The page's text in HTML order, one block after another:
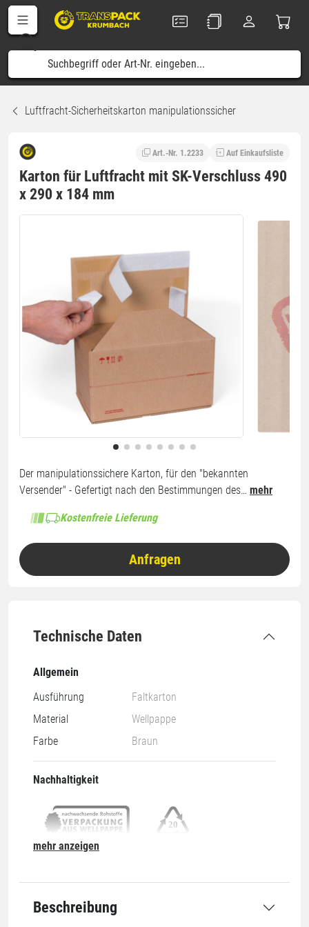
Luftfracht-Sicherheitskarton manipulationssicher
Technische Daten
Allgemein
Ausführung
Faltkarton
Material
Wellpappe
Farbe
Braun
Nachhaltigkeit
Abmessung
mehr anzeigen
Beschreibung
Art.-Nr. 1.2233 Auf Einkaufsliste
Karton für Luftfracht mit SK-Verschluss 490
x 290 x 184 mm
Der manipulationssichere Karton, für den "bekannten
Versender" - Gefertigt nach den Bestimmungen des… mehr
Kostenfreie Lieferung
Anfragen